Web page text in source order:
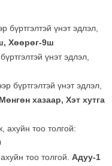
үнэт эдлэл,
Хөөрөг-9ш
үнэт эдлэл,
бүртгэлтэй үнэт эдлэл,
хазаар, Хэт хутга
тоо толгой:
тоо толгой. Адуу-1